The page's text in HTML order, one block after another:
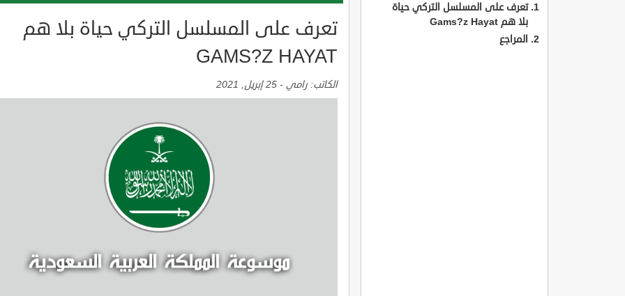
تعرف على المسلسل التركي حياة
بلا هم Gams?z Hayat
المراجع
تعرف على المسلسل التركي حياة بلا هم
GAMS?Z HAYAT
الكاتب: رامي - 25 إبريل, 2021